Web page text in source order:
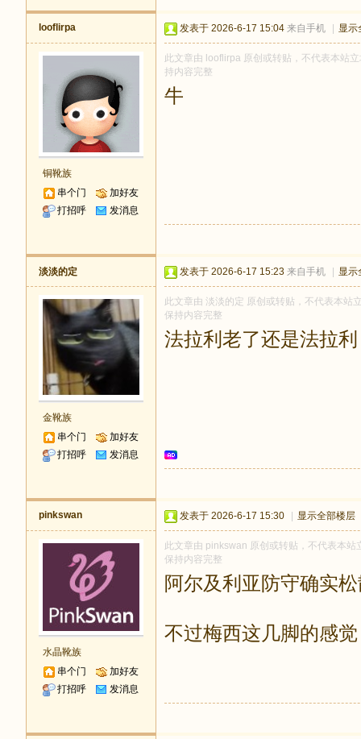
looflirpa
铜靴族
串个门
加好友
打招呼
发消息
发表于 2026-6-17 15:04 来自手机 显示
此文章由 looflirpa 原创或转贴，不代表本站
持内容完整
牛
淡淡的定
金靴族
串个门
加好友
打招呼
发消息
发表于 2026-6-17 15:23 来自手机 显示
此文章由 淡淡的定 原创或转贴，不代表本站
保持内容完整
法拉利老了还是法拉
pinkswan
水晶靴族
串个门
加好友
打招呼
发消息
发表于 2026-6-17 15:30 显示全部楼层
此文章由 pinkswan 原创或转贴，不代表本
保持内容完整
阿尔及利亚防守确实
不过梅西这几脚的感